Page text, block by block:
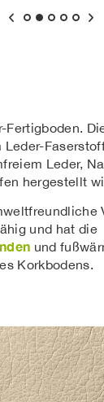
Fertigboden.
Leder-
Leder,
hergestellt
und hat die
und
Korkbodens.